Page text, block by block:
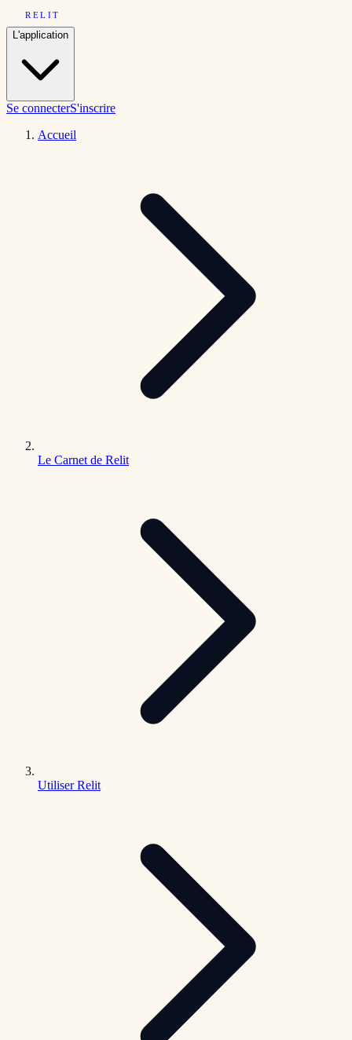
RELIT
L'application
Se connecterS'inscrire
Accueil
Le Carnet de Relit
Utiliser Relit